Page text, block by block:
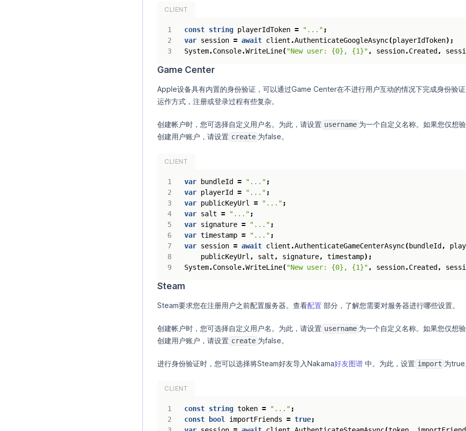
CLIENT
3
const string playerIdToken = "..." ;
var session = await client .AuthenticateGoogleAsync(playerIdToken);
System.Console.WriteLine("New user: {0}, {1}" , session.Created ,
Game Center
Apple设备具有内置的身份验证，可以通过Game Center在不进行用户互动的情况下完成身份验
运作方式，注册或登录过程有些复杂。
创建帐户时，您可选择自定义用户名。为此，请设置 username 为一个自定义名称。如果您仅想
创建用户账户，请设置 create 为false。
CLIENT
3
4
5
6
7
8
9
var bundleId = "..." ;
var playerId = "..." ;
var publicKeyUrl = "..." ;
var salt = "..." ;
var signature = "..." ;
var timestamp = "..." ;
var session = await client .AuthenticateGameCenterAsync(bundleId ,
publicKeyUrl , salt , signature, timestamp);
System.Console.WriteLine("New user: {0}, {1}" , session.Created ,
Steam
Steam要求您在注册用户之前配置服务器。查看配置 部分，了解您需要对服务器进行哪些设置。
创建帐户时，您可选择自定义用户名。为此，请设置 username 为一个自定义名称。如果您仅想
创建用户账户，请设置 create 为false。
进行身份验证时，您可以选择将Steam好友导入Nakama好友图谱 中。为此，设置 import 为true
CLIENT
const string token = "..." ;
const
bool importFriends = true;